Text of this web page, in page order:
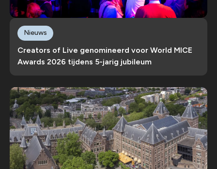
Creators of Live genomineerd voor World MICE
Awards 2026 tijdens 5-jarig jubileum
Nieuws